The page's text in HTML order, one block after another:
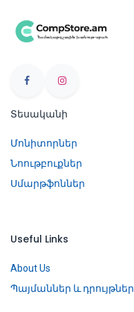
Տեսականի
Մոնիտորներ
Նոութբուքներ
Սմարթֆոններ
Useful Links
About Us
Պայմաններ և դրույթներ